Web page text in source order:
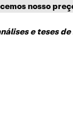
nosso
e teses